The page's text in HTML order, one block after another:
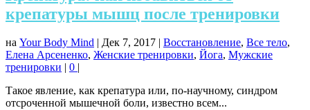
крепатуры мышц после тренировки
на Your Body Mind Дек 7, 2017 Восстановление, Все тело,
Елена Арсененко, Женские тренировки, Йога, Мужские
тренировки
0
Такое явление, как крепатура или, по-научному, синдром
отсроченной мышечной боли, известно всем...